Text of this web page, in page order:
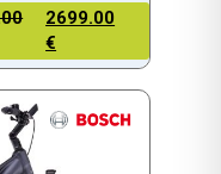
2699.00
€